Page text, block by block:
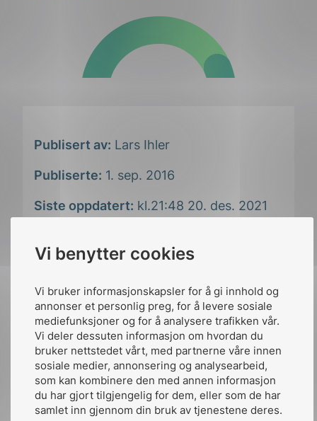
Vi benytter cookies
Vi bruker informasjonskapsler for å gi innhold og
annonser et personlig preg, for å levere sosiale
mediefunksjoner og for å analysere trafikken vår.
Vi deler dessuten informasjon om hvordan du
bruker nettstedet vårt, med partnerne våre innen
sosiale medier, annonsering og analysearbeid,
som kan kombinere den med annen informasjon
du har gjort tilgjengelig for dem, eller som de har
samlet inn gjennom din bruk av tjenestene deres.
Publisert av: Lars Ihler
Publiserte: 1. sep. 2016
Siste oppdatert: kl.21:48 20. des. 2021
Del artikkelen på:
Del
påLinkedIn
Del
påFacebook
Del
påMail